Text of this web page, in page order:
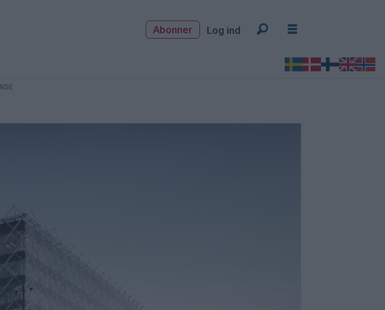
Abonner Log ind